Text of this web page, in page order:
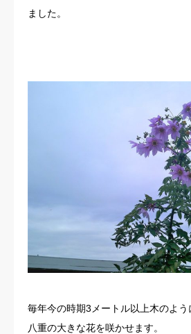
ました。
毎年今の時期3メートル以上木のよ
八重の大きな花を咲かせます。